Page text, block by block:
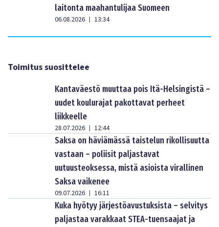
laitonta maahantulijaa Suomeen
06.08.2026 | 13:34
Toimitus suosittelee
Kantaväestö muuttaa pois Itä-Helsingistä –
uudet koulurajat pakottavat perheet
liikkeelle
28.07.2026 | 12:44
Saksa on häviämässä taistelun rikollisuutta
vastaan – poliisit paljastavat
uutuusteoksessa, mistä asioista virallinen
Saksa vaikenee
09.07.2026 | 16:11
Kuka hyötyy järjestöavustuksista – selvitys
paljastaa varakkaat STEA-tuensaajat ja